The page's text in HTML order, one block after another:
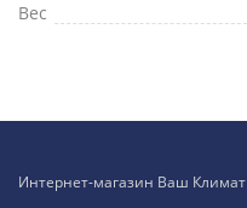
Вес
Интернет-магазин Ваш Климат